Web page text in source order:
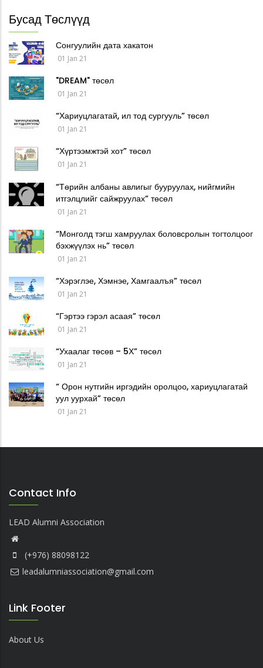
Бусад Төслүүд
Сонгуулийн дата хакатон
01 Jan 21
"DREAM" төсөл
01 Jan 21
“Хариуцлагатай, ил тод сургууль” төсөл
01 Jan 21
“Хүртээмжтэй хот” төсөл
01 Jan 21
“Төрийн албаны авлигыг бууруулах, нийгмийн
итгэлцлийг сайжруулах” төсөл
01 Jan 21
“Монголд тэгш хамруулах боловсролын тогтолцоог
бэхжүүлэх нь” төсөл
01 Jan 21
“Хэрэглэе, Хэмнэе, Хамгаалъя” төсөл
01 Jan 21
“Гэртээ гэрэл асаая” төсөл
01 Jan 21
“Ухаалаг төсөв – 5Х” төсөл
01 Jan 21
“ Орон нутгийн иргэдийн оролцоо, хариуцлагатай
уул уурхай” төсөл
01 Jan 21
Contact Info
LEAD Alumni Association
(+976) 88098122
leadalumniassociation@gmail.com
Link Footer
About Us